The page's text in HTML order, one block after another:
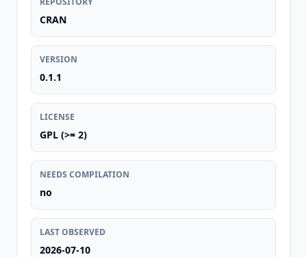
CRAN
VERSION
0.1.1
LICENSE
GPL (>= 2)
NEEDS COMPILATION
no
LAST OBSERVED
2026-07-10